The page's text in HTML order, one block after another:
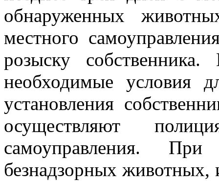
обнаруженных
местного
розыску
необходимые условия
установления
осуществляют
самоуправления.
безнадзорных